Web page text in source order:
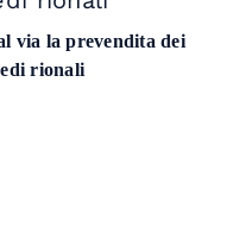
via la prevendita dei
rionali